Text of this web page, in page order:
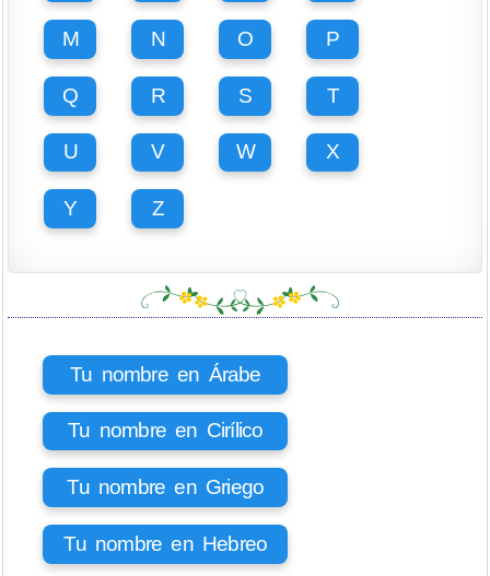
M N O P
Q R S T
U V W X
Y Z
Tu nombre en Árabe
Tu nombre en Cirílico
Tu nombre en Griego
Tu nombre en Hebreo